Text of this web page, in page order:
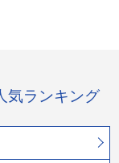
気ランキング